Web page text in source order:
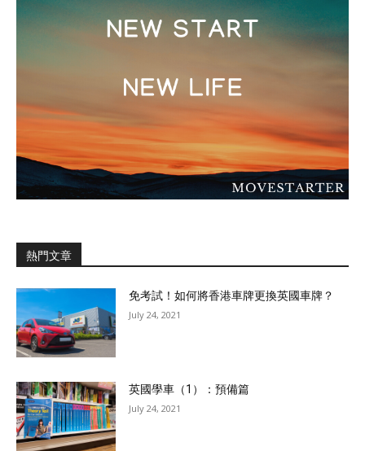
熱門文章
免考試！如何將香港車牌更換英國車牌？
July 24, 2021
英國學車（1）：預備篇
July 24, 2021